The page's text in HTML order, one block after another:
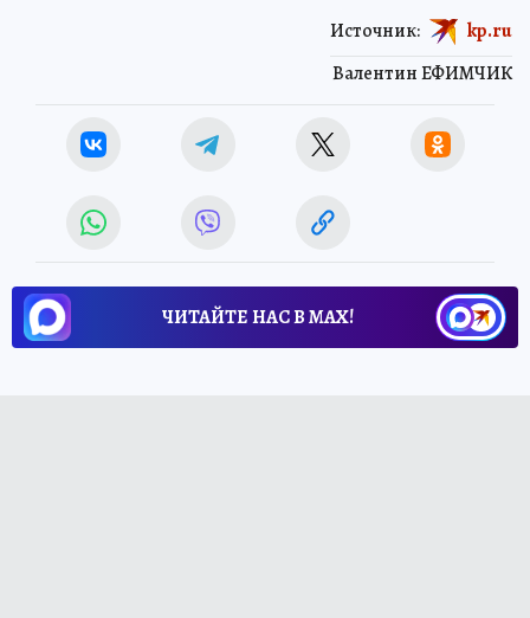
Валентин ЕФИМЧИК
Источник: kp.ru
ЧИТАЙТЕ НАС В МАХ!